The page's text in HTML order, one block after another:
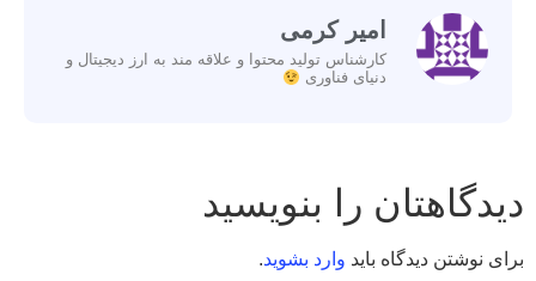
امیر کرمی
کارشناس تولید محتوا و علاقه مند به ارز دیجیتال و
دنیای فناوری
دیدگاهتان را بنویسید
برای نوشتن دیدگاه باید وارد بشوید.